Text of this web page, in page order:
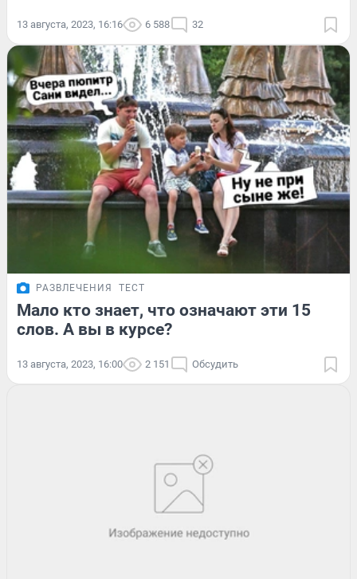
13 августа, 2023, 16:16 6 588 32
РАЗВЛЕЧЕНИЯ ТЕСТ
Мало кто знает, что означают эти 15
слов. А вы в курсе?
13 августа, 2023, 16:00 2 151 Обсудить